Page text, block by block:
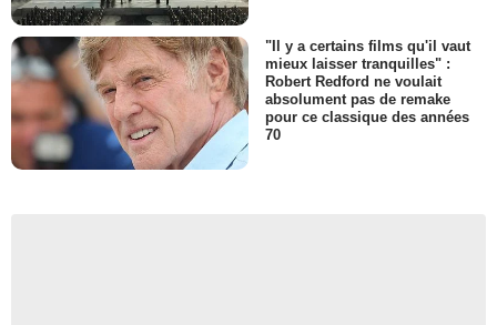
"Il y a certains films qu'il vaut
mieux laisser tranquilles" :
Robert Redford ne voulait
absolument pas de remake
pour ce classique des années
70